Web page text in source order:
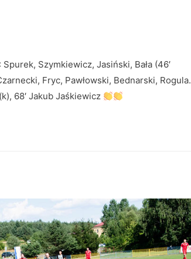
Spurek, Szymkiewicz, Jasiński, Bała (46′
Fryc, Pawłowski, Bednarski, Rogula.
68′ Jakub Jaśkiewicz